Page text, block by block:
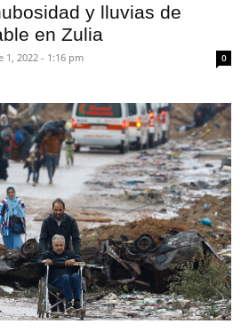
y lluvias de
en Zulia
1, 2022 - 1:16 pm 0